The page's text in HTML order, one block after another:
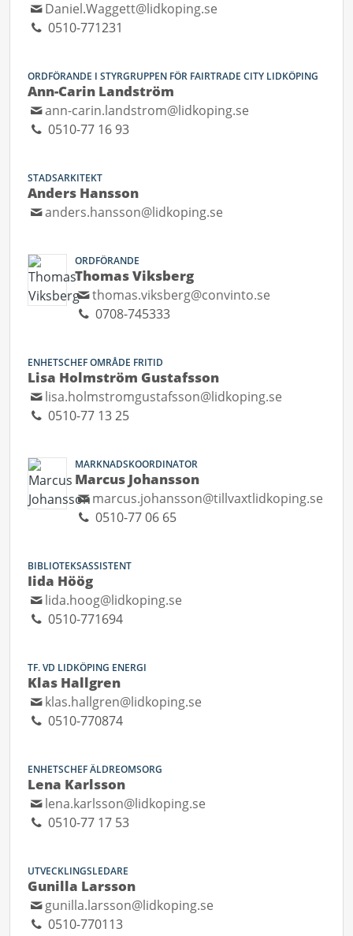
Daniel.Waggett@lidkoping.se
0510-771231
ORDFÖRANDE I STYRGRUPPEN FÖR FAIRTRADE CITY LIDKÖPING
Ann-Carin Landström
ann-carin.landstrom@lidkoping.se
0510-77 16 93
STADSARKITEKT
Anders Hansson
anders.hansson@lidkoping.se
ORDFÖRANDE
Thomas Viksberg
thomas.viksberg@convinto.se
0708-745333
ENHETSCHEF OMRÅDE FRITID
Lisa Holmström Gustafsson
lisa.holmstromgustafsson@lidkoping.se
0510-77 13 25
MARKNADSKOORDINATOR
Marcus Johansson
marcus.johansson@tillvaxtlidkoping.se
0510-77 06 65
BIBLIOTEKSASSISTENT
Iida Höög
lida.hoog@lidkoping.se
0510-771694
TF. VD LIDKÖPING ENERGI
Klas Hallgren
klas.hallgren@lidkoping.se
0510-770874
ENHETSCHEF ÄLDREOMSORG
Lena Karlsson
lena.karlsson@lidkoping.se
0510-77 17 53
UTVECKLINGSLEDARE
Gunilla Larsson
gunilla.larsson@lidkoping.se
0510-770113